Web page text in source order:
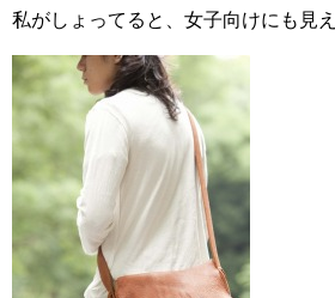
私がしょってると、女子向けにも見